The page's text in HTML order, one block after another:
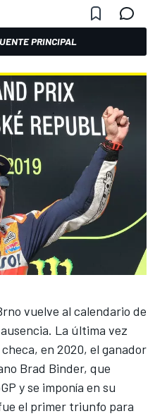
PRINCIPAL
vuelve al calendario de
La última vez
en 2020, el ganador
Brad Binder, que
y se imponía en su
el primer triunfo para